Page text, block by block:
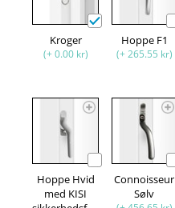
Kroger
(+ 0.00 kr)
Hoppe F1
(+ 265.55 kr)
Hoppe Hvid
med KISI
Connoisseur
Sølv